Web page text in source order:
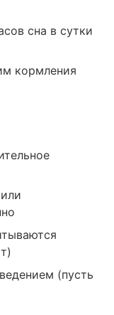
сна в сутки
кормления
(пусть